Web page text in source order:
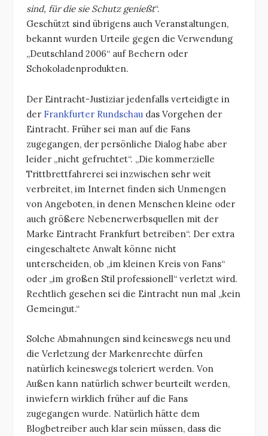
sind, für die sie Schutz genießt“.
Geschützt sind übrigens auch Veranstaltungen,
bekannt wurden Urteile gegen die Verwendung
„Deutschland 2006“ auf Bechern oder
Schokoladenprodukten.
Der Eintracht-Justiziar jedenfalls verteidigte in
der Frankfurter Rundschau das Vorgehen der
Eintracht. Früher sei man auf die Fans
zugegangen, der persönliche Dialog habe aber
leider „nicht gefruchtet“. „Die kommerzielle
Trittbrettfahrerei sei inzwischen sehr weit
verbreitet, im Internet finden sich Unmengen
von Angeboten, in denen Menschen kleine oder
auch größere Nebenerwerbsquellen mit der
Marke Eintracht Frankfurt betreiben“. Der extra
eingeschaltete Anwalt könne nicht
unterscheiden, ob „im kleinen Kreis von Fans“
oder „im großen Stil professionell“ verletzt wird.
Rechtlich gesehen sei die Eintracht nun mal „kein
Gemeingut.“
Solche Abmahnungen sind keineswegs neu und
die Verletzung der Markenrechte dürfen
natürlich keineswegs toleriert werden. Von
Außen kann natürlich schwer beurteilt werden,
inwiefern wirklich früher auf die Fans
zugegangen wurde. Natürlich hätte dem
Blogbetreiber auch klar sein müssen, dass die